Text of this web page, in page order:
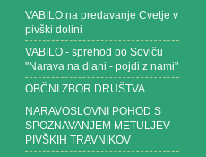
VABILO na predavanje Cvetje v
pivški dolini
VABILO - sprehod po Soviču
"Narava na dlani - pojdi z nami"
OBČNI ZBOR DRUŠTVA
NARAVOSLOVNI POHOD S
SPOZNAVANJEM METULJEV
PIVŠKIH TRAVNIKOV